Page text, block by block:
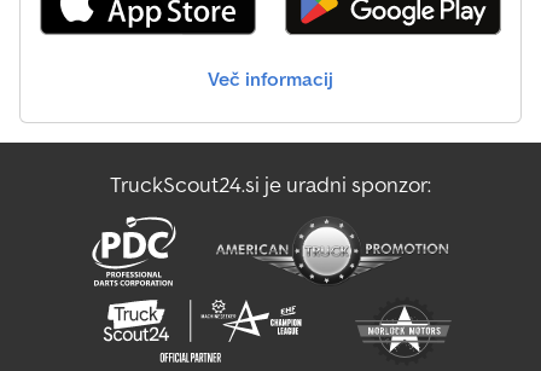
Več informacij
TruckScout24.si je uradni sponzor: